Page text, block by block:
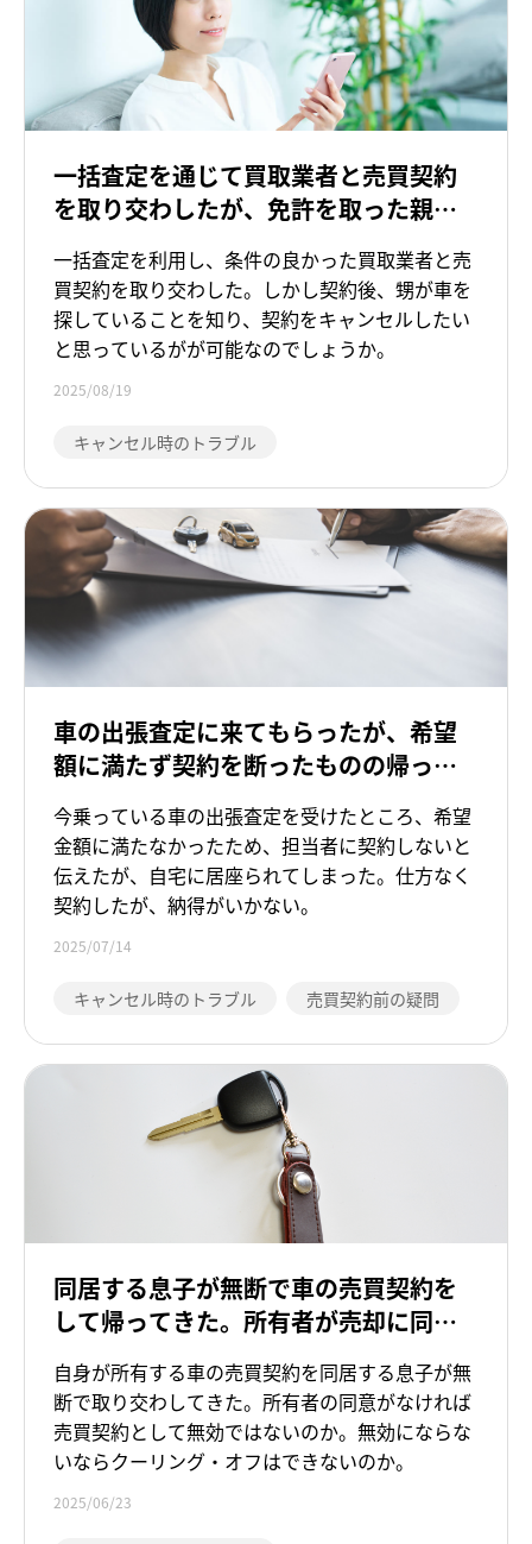
一括査定を通じて買取業者と売買契約
を取り交わしたが、免許を取った親戚
に車を譲りたい。契約解除はできます
か。
一括査定を利用し、条件の良かった買取業者と売
買契約を取り交わした。しかし契約後、甥が車を
探していることを知り、契約をキャンセルしたい
と思っているがが可能なのでしょうか。
2025/08/19
キャンセル時のトラブル
車の出張査定に来てもらったが、希望
額に満たず契約を断ったものの帰って
もらえず、やむなく契約してしまった
今乗っている車の出張査定を受けたところ、希望
金額に満たなかったため、担当者に契約しないと
伝えたが、自宅に居座られてしまった。仕方なく
契約したが、納得がいかない。
2025/07/14
キャンセル時のトラブル 売買契約前の疑問
同居する息子が無断で車の売買契約を
して帰ってきた。所有者が売却に同意
していなければ、契約は無効ではない
のか。
自身が所有する車の売買契約を同居する息子が無
断で取り交わしてきた。所有者の同意がなければ
売買契約として無効ではないのか。無効にならな
いならクーリング・オフはできないのか。
2025/06/23